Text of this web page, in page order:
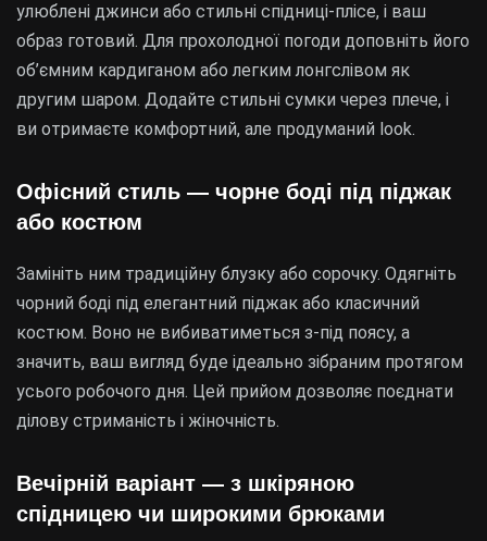
улюблені джинси або стильні спідниці-плісе, і ваш
образ готовий. Для прохолодної погоди доповніть його
об’ємним кардиганом або легким лонгслівом як
другим шаром. Додайте стильні сумки через плече, і
ви отримаєте комфортний, але продуманий look.
Офісний стиль — чорне боді під піджак
або костюм
Замініть ним традиційну блузку або сорочку. Одягніть
чорний боді під елегантний піджак або класичний
костюм. Воно не вибиватиметься з-під поясу, а
значить, ваш вигляд буде ідеально зібраним протягом
усього робочого дня. Цей прийом дозволяє поєднати
ділову стриманість і жіночність.
Вечірній варіант — з шкіряною
спідницею чи широкими брюками